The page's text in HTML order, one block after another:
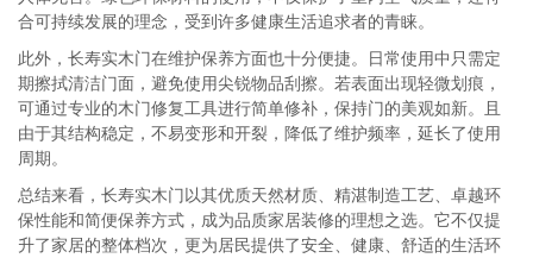
合可持续发展的理念，受到许多健康生活追求者的青睐。
此外，长寿实木门在维护保养方面也十分便捷。日常使用中只需定
期擦拭清洁门面，避免使用尖锐物品刮擦。若表面出现轻微划痕，
可通过专业的木门修复工具进行简单修补，保持门的美观如新。且
由于其结构稳定，不易变形和开裂，降低了维护频率，延长了使用
周期。
总结来看，长寿实木门以其优质天然材质、精湛制造工艺、卓越环
保性能和简便保养方式，成为品质家居装修的理想之选。它不仅提
升了家居的整体档次，更为居民提供了安全、健康、舒适的生活环